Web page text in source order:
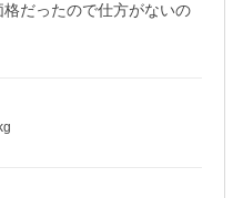
だったので仕方がないの